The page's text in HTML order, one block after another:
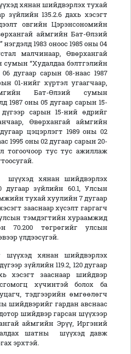
хянан шийдвэрлэх тухай
зүйлийн 135.2.6 дахь хэсэгт
овгийн Цэрэнсономийн
аймгийн Бат-Өлзий
1983 оноос 1985 оны 04
малчинаар, Өвөрхангай
“Худалдаа бэлтгэлийн
дугаар сарын 08-наас 1987
01-нийг хүртэл угаагчаар,
Бат-Өлзий сумын
1987 оны 05 дугаар сарын 15-
сарын 15-ний өдрийг
Өвөрхангай аймгийн
цэцэрлэгт 1989 оны 02
1995 оны 02 дугаар сарын 20-
тогоочоор тус тус ажиллаж
шүүхэд хянан шийдвэрлэх
дугаар зүйлийн 60.1, Улсын
тухай хуулийн 7 дугаар
зааснаар хүсэлт гаргагч
тэмдэгтийн хураамжид
70.200 төгрөгийг улсын
үлдээсүгэй.
шүүхэд хянан шийдвэрлэх
зүйлийн 119.2, 120 дугаар
хэсэгт зааснаар шийдвэр
хүчинтэй болох ба
тэдгээрийн өмгөөлөгч
шийдвэрийг гардан авснаас
шийдвэр гарсан шүүхээр
аймгийн Эрүү, Иргэний
шатны шүүхэд давж
эрхтэй.